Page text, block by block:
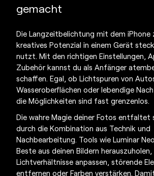
gemacht
Die Langzeitbelichtung mit dem iPhone
kreatives Potenzial in einem Gerät
nutzt. Mit den richtigen Einstellungen,
Zubehör kannst du als Anfänger
schaffen. Egal, ob Lichtspuren von
Wasseroberflächen oder lebendige
die Möglichkeiten sind fast grenzenlos.
Die wahre Magie deiner Fotos entfaltet
durch die Kombination aus Technik und
Nachbearbeitung. Tools wie Luminar
Beste aus deinen Bildern
Lichtverhältnisse anpassen, störende
entfernen oder Farben verstärken.